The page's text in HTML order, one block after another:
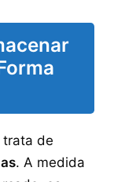
trata de
. A medida